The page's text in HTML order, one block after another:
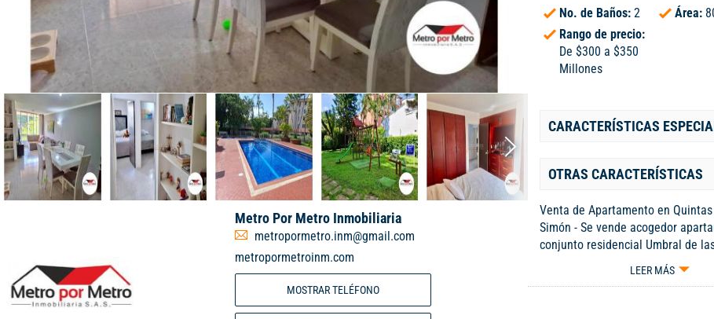
Metro Por Metro Inmobiliaria
metropormetro.inm@gmail.com
metropormetroinm.com
MOSTRAR TELÉFONO
No. de Baños: 2 Área:
Rango de precio:
De $300 a $350
Millones
CARACTERÍSTICAS
OTRAS CARACTERÍSTICAS
Venta de Apartamento en Quintas
Simón - Se vende acogedor
conjunto residencial Umbral de
4to piso sin ascensor, ubicado
estratégicamente sobre la
LEER MÁS